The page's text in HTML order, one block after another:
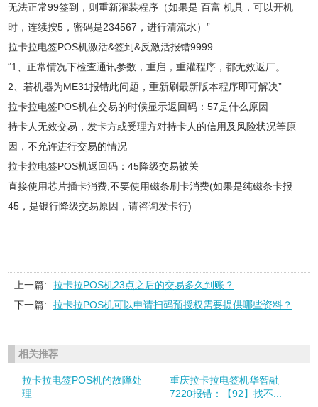
无法正常99签到，则重新灌装程序（如果是 百富 机具，可以开机
时，连续按5，密码是234567，进行清流水）”
拉卡拉电签POS机激活&签到&反激活报错9999
“1、正常情况下检查通讯参数，重启，重灌程序，都无效返厂。
2、若机器为ME31报错此问题，重新刷最新版本程序即可解决”
拉卡拉电签POS机在交易的时候显示返回码：57是什么原因
持卡人无效交易，发卡方或受理方对持卡人的信用及风险状况等原
因，不允许进行交易的情况
拉卡拉电签POS机返回码：45降级交易被关
直接使用芯片插卡消费,不要使用磁条刷卡消费(如果是纯磁条卡报
45，是银行降级交易原因，请咨询发卡行)
上一篇:
拉卡拉POS机23点之后的交易多久到账？
下一篇:
拉卡拉POS机可以申请扫码预授权需要提供哪些资料？
相关推荐
拉卡拉电签POS机的故障处
理
重庆拉卡拉电签机华智融
7220报错：【92】找不...